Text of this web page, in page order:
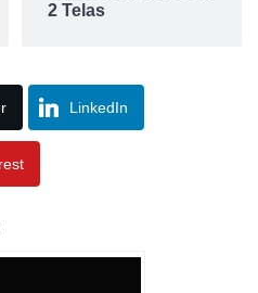
2 Telas
LinkedIn